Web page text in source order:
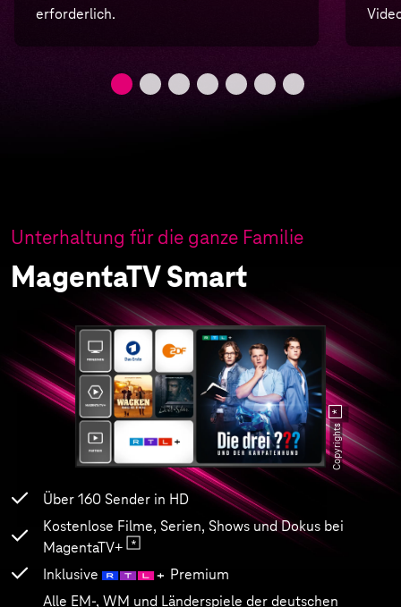
Spielfilmen. Prime-Mitgliedschaft
MagentaTV Smart
Unterhaltung für die ganze Familie
Copyrights